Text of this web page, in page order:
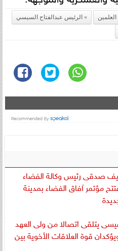
العلمين
الرئيس عبدالفتاح السيسي
صدقى رئيس وكالة الفضاء
مؤتمر آفاق الفضاء بمدينة
يتلقى اتصالا من ولى العهد
قوة العلاقات الأخوية بين